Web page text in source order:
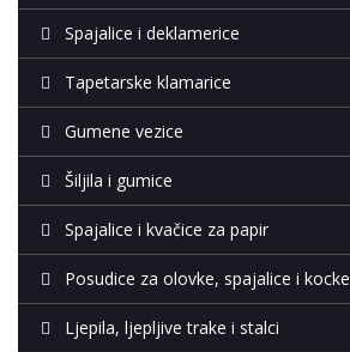
Spajalice i deklamerice
Tapetarske klamarice
Gumene vezice
Šiljila i gumice
Spajalice i kvačice za papir
Posudice za olovke, spajalice i kocke
Ljepila, ljepljive trake i stalci